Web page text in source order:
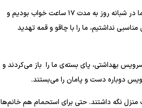
واقعیت این است که هر کدام از ما را جداگانه با تسمه کمربندی و زنجیر می‌بستند و همه ما در شبانه روز به مدت ۱۷ ساعت خواب بودیم و
نداشتیم، ما را با چاقو و قمه تهدید
بهداشتی، پای بسته‌ی ما را باز می‌کردند و
دوباره دست و پامان را می‌بستند.
همین شکل در طبقه‌ی همکف منزل نگه داشتند. حتی برای استحمام هم خانم‌ها